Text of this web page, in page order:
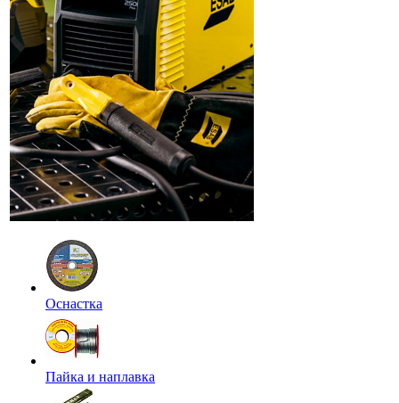
Оснастка
Пайка и наплавка